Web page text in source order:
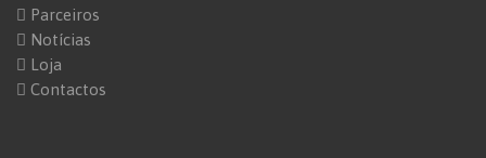
Parceiros
Notícias
Loja
Contactos